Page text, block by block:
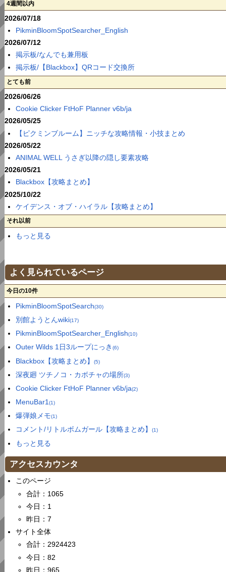
4週間以内
2026/07/18
PikminBloomSpotSearcher_English
2026/07/12
掲示板/なんでも兼用板
掲示板/【Blackbox】QRコード交換所
とても前
2026/06/26
Cookie Clicker FtHoF Planner v6b/ja
2026/05/25
【ピクミンブルーム】ニッチな攻略情報・小技まとめ
2026/05/22
ANIMAL WELL うさぎ以降の隠し要素攻略
2026/05/21
Blackbox【攻略まとめ】
2025/10/22
ケイデンス・オブ・ハイラル【攻略まとめ】
それ以前
もっと見る
よく見られているページ
今日の10件
PikminBloomSpotSearch(30)
別館ようとんwiki(17)
PikminBloomSpotSearcher_English(10)
Outer Wilds 1日3ループにっき (6)
Blackbox【攻略まとめ】 (5)
深夜廻 ツチノコ・カボチャの場所(3)
Cookie Clicker FtHoF Planner v6b/ja(2)
MenuBar1 (1)
爆弾娘メモ(1)
コメント/リトルボムガール【攻略まとめ】 (1)
もっと見る
アクセスカウンタ
このページ
合計：1065
今日：1
昨日：7
サイト全体
合計：2924423
今日：82
昨日：965